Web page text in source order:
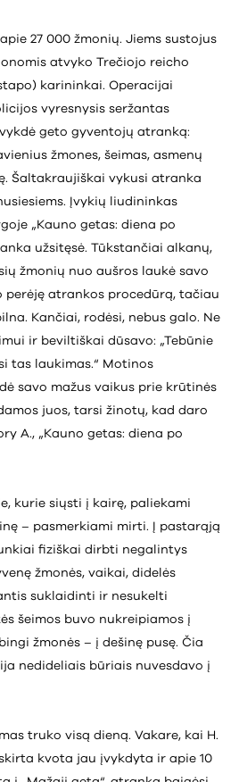
27 000 žmonių. Jiems sustojus
atvyko Trečiojo reicho
karininkai. Operacijai
vyresnysis seržantas
geto gyventojų atranką:
žmones, šeimas, asmenų
Šaltakraujiškai vykusi atranka
Įvykių liudininkas
„Kauno getas: diena po
užsitęsė. Tūkstančiai alkanų,
žmonių nuo aušros laukė savo
perėję atrankos procedūrą, tačiau
Kančiai, rodėsi, nebus galo. Ne
ir beviltiškai dūsavo: „Tebūnie
tas laukimas.“ Motinos
savo mažus vaikus prie krūtinės
juos, tarsi žinotų, kad daro
A., „Kauno getas: diena po
kurie siųsti į kairę, paliekami
– pasmerkiami mirti. Į pastarąją
fiziškai dirbti negalintys
žmonės, vaikai, didelės
suklaidinti ir nesukelti
šeimos buvo nukreipiamos į
žmonės – į dešinę pusę. Čia
nedideliais būriais nuvesdavo į
truko visą dieną. Vakare, kai H.
kvota jau įvykdyta ir apie 10